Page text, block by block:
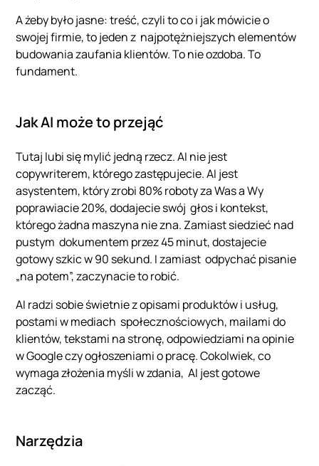
A żeby było jasne: treść, czyli to co i jak mówicie o
swojej firmie, to jeden z najpotężniejszych elementów
budowania zaufania klientów. To nie ozdoba. To
fundament.
Jak AI może to przejąć
Tutaj lubi się mylić jedną rzecz. AI nie jest
copywriterem, którego zastępujecie. AI jest
asystentem, który zrobi 80% roboty za Was a Wy
poprawiacie 20%, dodajecie swój głos i kontekst,
którego żadna maszyna nie zna. Zamiast siedzieć nad
pustym dokumentem przez 45 minut, dostajecie
gotowy szkic w 90 sekund. I zamiast odpychać pisanie
„na potem”, zaczynacie to robić.
AI radzi sobie świetnie z opisami produktów i usług,
postami w mediach społecznościowych, mailami do
klientów, tekstami na stronę, odpowiedziami na opinie
w Google czy ogłoszeniami o pracę. Cokolwiek, co
wymaga złożenia myśli w zdania, AI jest gotowe
zacząć.
Narzędzia